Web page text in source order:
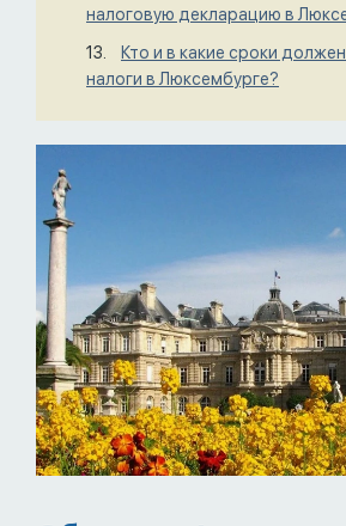
налоговую декларацию в
Кто и в какие сроки
налоги в Люксембурге?